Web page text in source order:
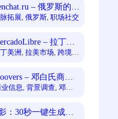
– 俄罗斯的职
交平台
拓展, 俄罗斯, 职场社交
– 拉丁美
商巨头
美洲, 拉美市场, 跨境电
– 邓白氏商业
息信息, 背景调查, 邓白
：30秒一键生成电